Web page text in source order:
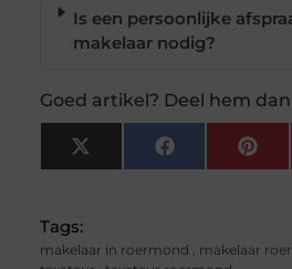
Is een persoonlijke
makelaar nodig?
Goed artikel? Deel hem
X
(Twitter)
Facebook
Tags:
makelaar in roermond , makelaar